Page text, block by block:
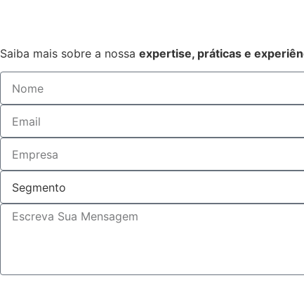
Saiba mais sobre a nossa expertise, práticas e